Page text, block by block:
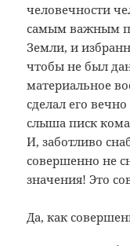
человечности
самым важным
Земли, и
чтобы не был
материальное
сделал его
слыша писк
И, заботливо
совершенно не
значения! Это
Да, как